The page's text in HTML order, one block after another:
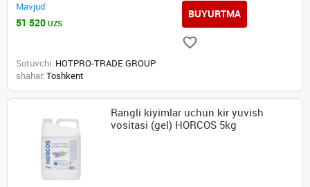
Mavjud
51 520 UZS
BUYURTMA
Sotuvchi: HOTPRO-TRADE GROUP
shahar: Toshkent
Rangli kiyimlar uchun kir yuvish
vositasi (gel) HORCOS 5kg